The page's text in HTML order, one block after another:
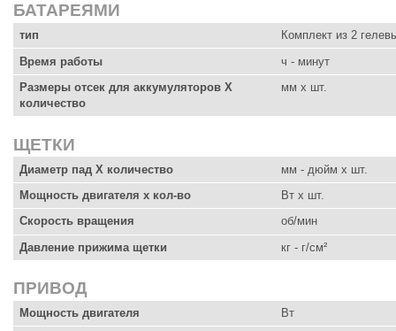
БАТАРЕЯМИ
тип
Комплект из 2
Время работы
ч - минут
Размеры отсек для аккумуляторов X
количество
мм x шт.
ЩЕТКИ
Диаметр пад X количество
мм - дюйм x шт.
Мощность двигателя х кол-во
Вт x шт.
Скорость вращения
об/мин
Давление прижима щетки
кг - г/см²
ПРИВОД
Мощность двигателя
Вт